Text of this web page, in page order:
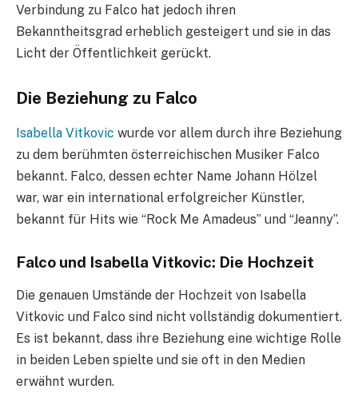
Verbindung zu Falco hat jedoch ihren
Bekanntheitsgrad erheblich gesteigert und sie in das
Licht der Öffentlichkeit gerückt.
Die Beziehung zu Falco
Isabella Vitkovic wurde vor allem durch ihre Beziehung
zu dem berühmten österreichischen Musiker Falco
bekannt. Falco, dessen echter Name Johann Hölzel
war, war ein international erfolgreicher Künstler,
bekannt für Hits wie “Rock Me Amadeus” und “Jeanny”.
Falco und Isabella Vitkovic: Die Hochzeit
Die genauen Umstände der Hochzeit von Isabella
Vitkovic und Falco sind nicht vollständig dokumentiert.
Es ist bekannt, dass ihre Beziehung eine wichtige Rolle
in beiden Leben spielte und sie oft in den Medien
erwähnt wurden.